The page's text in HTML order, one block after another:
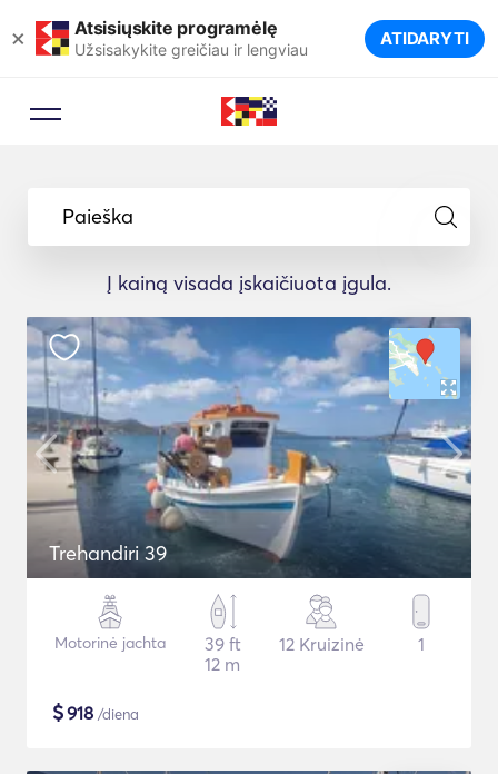
× Atsisiųskite programėlę
Užsisakykite greičiau ir lengviau ATIDARYTI
Paieška
Į kainą visada įskaičiuota įgula.
Trehandiri 39
Motorinė jachta
39 ft
12 m
12 Kruizinė 1
$918 /diena